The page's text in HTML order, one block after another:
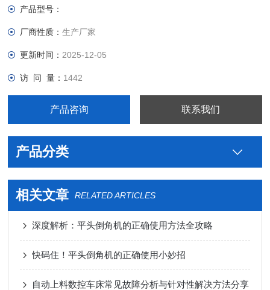
产品型号：
厂商性质：生产厂家
更新时间： 2025-12-05
访 问 量： 1442
产品咨询 联系我们
产品分类
相关文章 RELATED ARTICLES
深度解析：平头倒角机的正确使用方法全攻略
快码住！平头倒角机的正确使用小妙招
自动上料数控车床常见故障分析与针对性解决方法分享